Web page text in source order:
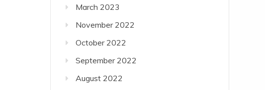
March 2023
November 2022
October 2022
September 2022
August 2022